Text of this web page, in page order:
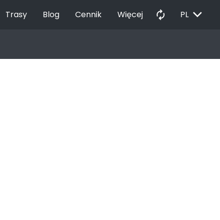
Trasy Blog Cennik Więcej autorenew PL EXPAND_MORE